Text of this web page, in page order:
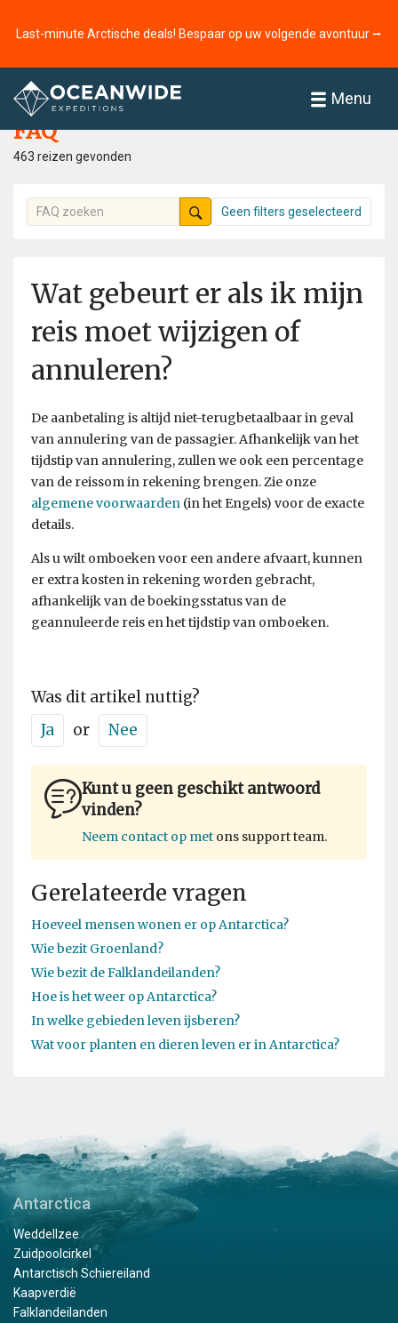
Last-minute Arctische deals! Bespaar op uw volgende avontuur ⭢
Menu
Home
FAQ
463 reizen gevonden
Geen filters geselecteerd
Wat gebeurt er als ik mijn
reis moet wijzigen of
annuleren?
De aanbetaling is altijd niet-terugbetaalbaar in geval
van annulering van de passagier. Afhankelijk van het
tijdstip van annulering, zullen we ook een percentage
van de reissom in rekening brengen. Zie onze
algemene voorwaarden (in het Engels) voor de exacte
details.
Als u wilt omboeken voor een andere afvaart, kunnen
er extra kosten in rekening worden gebracht,
afhankelijk van de boekingsstatus van de
geannuleerde reis en het tijdstip van omboeken.
Was dit artikel nuttig?
Ja
or Nee
Kunt u geen geschikt antwoord
vinden?
Neem contact op met ons support team.
Gerelateerde vragen
Hoeveel mensen wonen er op Antarctica?
Wie bezit Groenland?
Wie bezit de Falklandeilanden?
Hoe is het weer op Antarctica?
In welke gebieden leven ijsberen?
Wat voor planten en dieren leven er in Antarctica?
Antarctica
Weddellzee
Zuidpoolcirkel
Antarctisch Schiereiland
Kaapverdië
Falklandeilanden